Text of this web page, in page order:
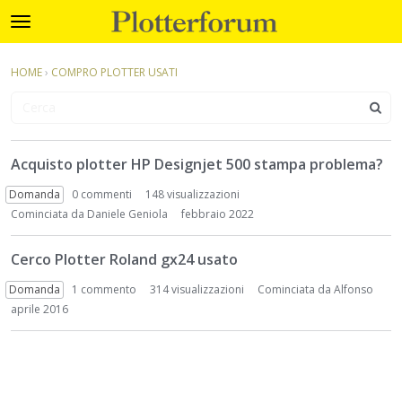
t
o
g
m
e
u
Plotterforum
Accedi
Discussioni
Attività
Accedi · Registrati
HOME› COMPRO PLOTTER USATI
i
s
c
s
i
o
n
Acquisto plotter HP Designjet 500 stampa problema?
Domanda 0 commenti
148 visualizzazioni
Cominciata da Daniele Geniola febbraio 2022
Cerco Plotter Roland gx24 usato
Domanda 1 commento 314 visualizzazioni Cominciata da Alfonso
aprile 2016